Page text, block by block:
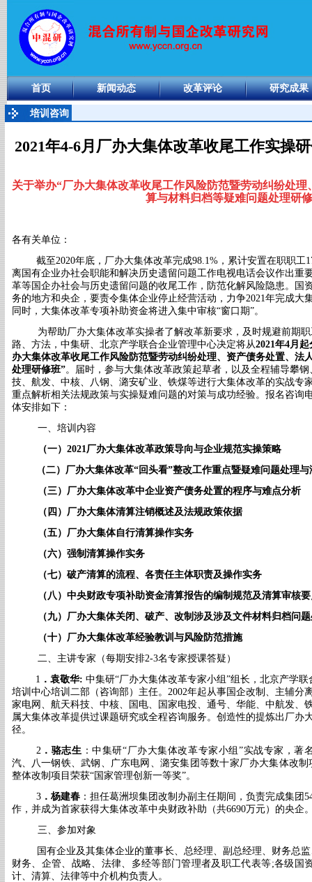
首页 新闻动态 改革评论 研究成果
培训咨询
2021年4-6月厂办大集体改革收尾工作实操
关于举办“厂办大集体改革收尾工作风险防范暨劳动纠纷处理
算与材料归档等疑难问题处理研
各有关单位：
截至2020年底，厂办大集体改革完成98.1%，累计安置在职职工
离国有企业办社会职能和解决历史遗留问题工作电视电话会议作出重
革等国企办社会与历史遗留问题的收尾工作，防范化解风险隐患。
国
务的地方和央企，要责令集体企业停止经营活动，力争2021年完成大
同时， 大集体改革专项补助资金将进入集中审核“窗口期”。
为帮助厂办大集体改革实操者了解改革新要求，及时规避前期
路、方法，中集研、北京产学联合企业管理中心决定将从2021年4月
办大集体改革收尾工作风险防范暨劳动纠纷处理、资产债务处置、法
处理研修班”。届时，参与大集体改革政策起草者，以及全程辅导攀
技、航发、中核、八钢、潞安矿业、铁煤等进行大集体改革的实战专
重点解析相关法规政策与实操疑难问题的对策与成功经验。报名咨询
体安排如下：
一、培训内容
（一） 2021厂办大集体改革政策导向与企业规范实操策略
（二） 厂办大集体改革“回头看”整改工作重点暨疑难问题处理与
（三） 厂办大集体改革中企业资产债务处置的程序与难点分析
（四） 厂办大集体清算注销概述及法规政策依据
（五） 厂办大集体自行清算操作实务
（六） 强制清算操作实务
（七） 破产清算的流程、各责任主体职责及操作实务
（八 ） 中央财政专项补助资金清算报告的编制规范及清算审核
（九） 厂办大集体关闭、 破产、改制涉及涉及文件材料归档问
（十） 厂办大集体改革经验教训与风险防范措施
二、主讲专家 （每期安排2-3名专家授课答疑）
1 ． 袁敬华: 中集研“厂办大集体改革专家小组”组长，北京产学
培训中心培训二部（咨询部）主任。2002年起从事国企改制、主辅分
家电网、航天科技、中核、国电、国家电投、通号、华能、中航发、
属大集体改革提供过课题研究或全程咨询服务。 创造性的提炼出厂办
径。
2． 骆志生 ：中集研“厂办大集体改革专家小组”实战专家，著
汽、八一钢铁、武钢 、广东电网、潞安集团等数十家厂办大集体改
整体改制项目荣获“国家管理创新一等奖”。
3． 杨建春： 担任葛洲坝集团改制办副主任期间，负责完成集团
作，并成为首家获得大集体改革中央财政补助（共6690万元）的央企
三、参加对象
国有企业及其集体企业的董事长、总经理、副总经理、财务总
财务、企管、战略、法律、多经等部门管理者及职工代表等;各级国
计、清算、法律等中介机构负责人。